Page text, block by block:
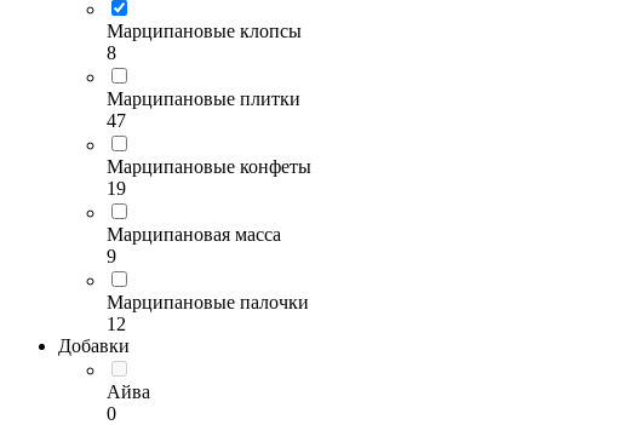
Марципановые клопсы
8
Марципановые плитки
47
Марципановые конфеты
19
Марципановая масса
9
Марципановые палочки
12
Добавки
Айва
0